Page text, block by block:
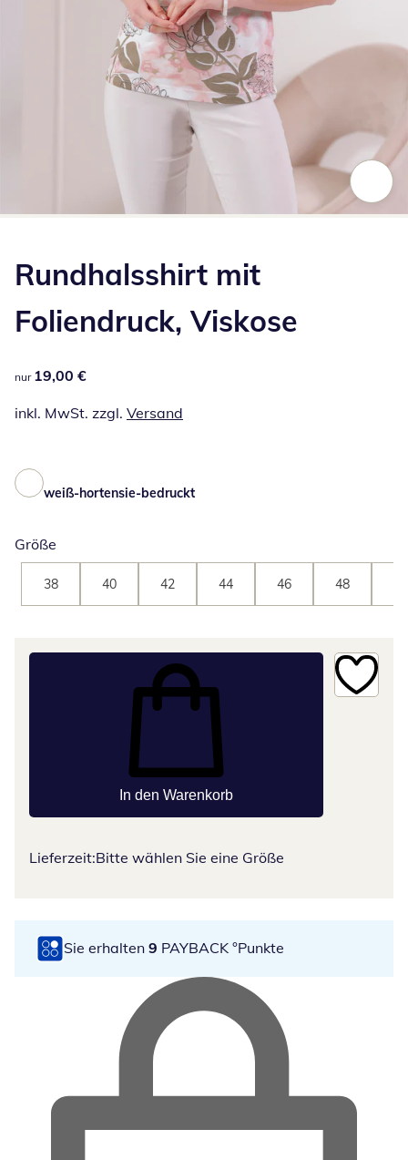
Rundhalsshirt mit
Foliendruck, Viskose
19,00 €
nur 19,00 €
inkl. MwSt. zzgl. Versand
weiß-hortensie-bedruckt
Größe
38 40 42 44 46 48
In den Warenkorb
Lieferzeit:Bitte wählen Sie eine Größe
Sie erhalten 9 PAYBACK °Punkte